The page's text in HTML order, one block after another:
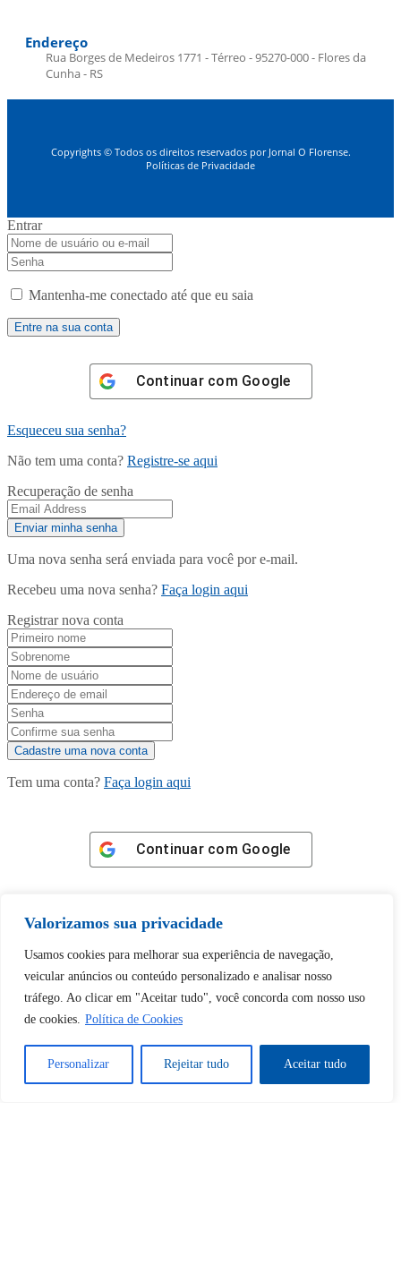
Valorizamos sua privacidade
Usamos cookies para melhorar sua experiência de navegação,
veicular anúncios ou conteúdo personalizado e analisar nosso
tráfego. Ao clicar em "Aceitar tudo", você concorda com nosso uso
de cookies. Política de Cookies
Personalizar Rejeitar tudo Aceitar tudo
Endereço
Rua Borges de Medeiros 1771 - Térreo - 95270-000 - Flores da
Cunha - RS
Copyrights © Todos os direitos reservados por Jornal O Florense.
Políticas de Privacidade
Entrar
Mantenha-me conectado até que eu saia
Continuar com Google
Esqueceu sua senha?
Não tem uma conta? Registre-se aqui
Recuperação de senha
Uma nova senha será enviada para você por e-mail.
Recebeu uma nova senha? Faça login aqui
Registrar nova conta
Tem uma conta? Faça login aqui
Continuar com Google
Tem certeza de que deseja
desbloquear esta publicação?
Desbloquear esquerda : 0